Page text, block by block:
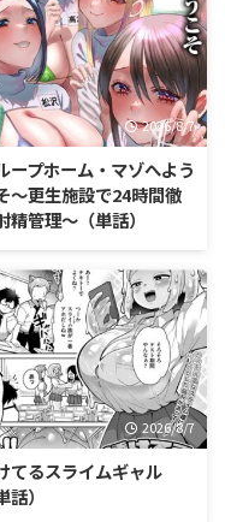
2026/8/7
ープホーム・マゾへよう
〜更生施設で24時間徹
精管理〜（単話）
2026/8/7
てるスライムギャル
話）